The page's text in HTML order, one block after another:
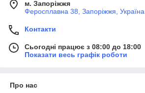
м. Запоріжжя
Феросплавна 38, Запоріжжя, Україна
Контакти
Сьогодні працює з 08:00 до 18:00
Показати весь графік роботи
Про нас